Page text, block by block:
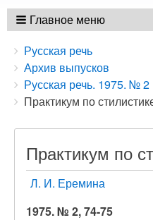
Главное меню
Breadcrumbs
You
are
here:
Русская речь
Архив выпусков
Русская речь. 1975. № 2
Практикум по
Практикум по
Л. И. Еремина
1975. № 2, 74-75